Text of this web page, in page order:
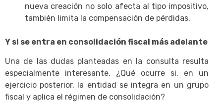
nueva creación no solo afecta al tipo impositivo,
también limita la compensación de pérdidas.
Y si se entra en consolidación fiscal más adelante
Una de las dudas planteadas en la consulta resulta
especialmente interesante. ¿Qué ocurre si, en un
ejercicio posterior, la entidad se integra en un grupo
fiscal y aplica el régimen de consolidación?